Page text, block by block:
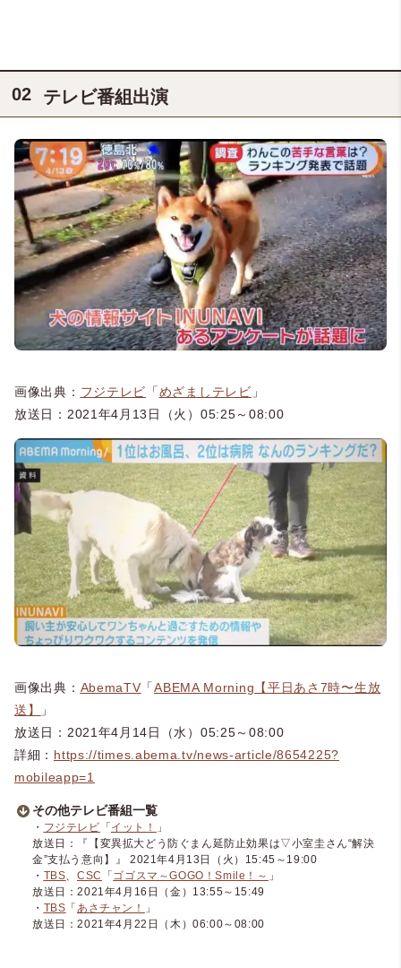
テレビ番組出演
画像出典： フジテレビ 「めざましテレビ 」
放送日：2021年4月13日（火）05:25～08:00
画像出典： AbemaTV 「ABEMA Morning【平日あさ7時〜生放
送】
」
放送日：2021年4月14日（水）05:25～08:00
詳細： https://times.abema.tv/news-article/8654225?
mobileapp=1
その他テレビ番組一覧
・ フジテレビ 「 イット！
」
放送日：『【変異拡大どう防ぐまん延防止効果は▽小室圭さん“解決
金”支払う意向】』 2021年4月13日（火）15:45～19:00
・ TBS、CSC 「 ゴゴスマ～GOGO！Smile！～ 」
放送日：2021年4月16日（金）13:55～15:49
・ TBS 「あさチャン！
」
放送日：2021年4月22日（木）06:00～08:00